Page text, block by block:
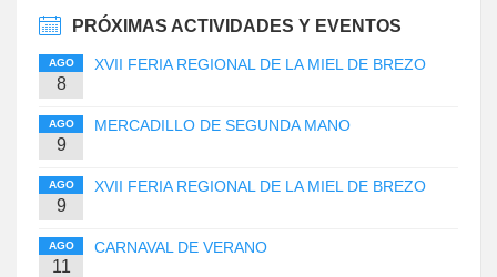
PRÓXIMAS ACTIVIDADES Y EVENTOS
AGO
8
XVII FERIA REGIONAL DE LA MIEL DE BREZO
AGO
9
MERCADILLO DE SEGUNDA MANO
AGO
9
XVII FERIA REGIONAL DE LA MIEL DE BREZO
AGO
11
CARNAVAL DE VERANO